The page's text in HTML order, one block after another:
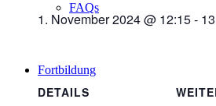
FAQs
Fortbildung
1. November 2024 @ 12:15-
DETAILS